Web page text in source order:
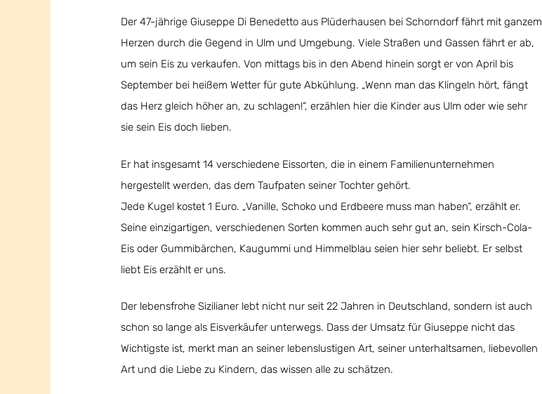
Der 47-jährige Giuseppe Di Benedetto aus Plüderhausen bei Schorndorf fährt mit ganzem
Herzen durch die Gegend in Ulm und Umgebung. Viele Straßen und Gassen fährt er ab,
um sein Eis zu verkaufen. Von mittags bis in den Abend hinein sorgt er von April bis
September bei heißem Wetter für gute Abkühlung. „Wenn man das Klingeln hört, fängt
das Herz gleich höher an, zu schlagen!“, erzählen hier die Kinder aus Ulm oder wie sehr
sie sein Eis doch lieben.
Er hat insgesamt 14 verschiedene Eissorten, die in einem Familienunternehmen
hergestellt werden, das dem Taufpaten seiner Tochter gehört.
Jede Kugel kostet 1 Euro. „Vanille, Schoko und Erdbeere muss man haben“, erzählt er.
Seine einzigartigen, verschiedenen Sorten kommen auch sehr gut an, sein Kirsch-Cola-
Eis oder Gummibärchen, Kaugummi und Himmelblau seien hier sehr beliebt. Er selbst
liebt Eis erzählt er uns.
Der lebensfrohe Sizilianer lebt nicht nur seit 22 Jahren in Deutschland, sondern ist auch
schon so lange als Eisverkäufer unterwegs. Dass der Umsatz für Giuseppe nicht das
Wichtigste ist, merkt man an seiner lebenslustigen Art, seiner unterhaltsamen, liebevollen
Art und die Liebe zu Kindern, das wissen alle zu schätzen.